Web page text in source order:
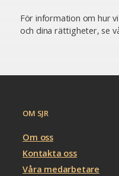
För information om hur
och dina rättigheter, se
OM SJR
Om oss
Kontakta oss
Våra medarbetare